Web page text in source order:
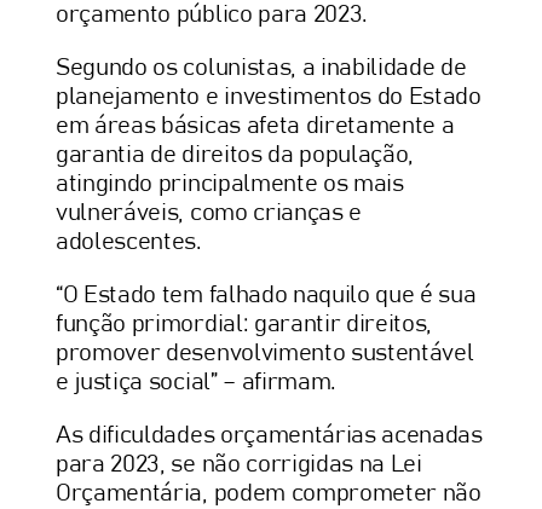
orçamento público para 2023.
Segundo os colunistas, a inabilidade de
planejamento e investimentos do Estado
em áreas básicas afeta diretamente a
garantia de direitos da população,
atingindo principalmente os mais
vulneráveis, como crianças e
adolescentes.
“O Estado tem falhado naquilo que é sua
função primordial: garantir direitos,
promover desenvolvimento sustentável
e justiça social” – afirmam.
As dificuldades orçamentárias acenadas
para 2023, se não corrigidas na Lei
Orçamentária, podem comprometer não